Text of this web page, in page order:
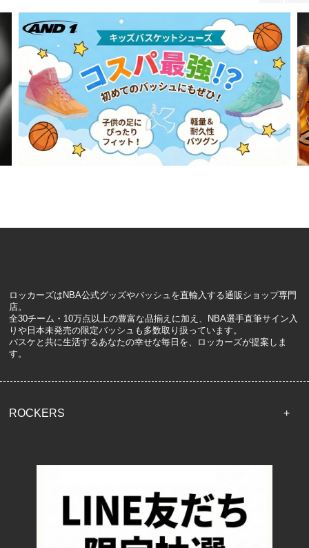
ロッカーズはNBA公式グッズやバッシュを直輸入する通販ショップ専門
店。
全30チーム・10万点以上の豊富な品揃えに加え、NBA選手直筆サイン入
りや日本未発売の限定バッシュも多数取り扱っています。
バスケと共に生活するあなたの幸せな毎日を、ロッカーズが提案しま
す。
ROCKERS
配送・送料について
返品について
お支払い方法について
特定商取引法に基づく表記